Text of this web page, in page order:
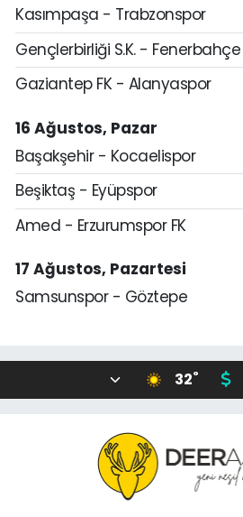
Kasımpaşa - Trabzonspor
Gençlerbirliği S.K. - Fenerbahçe
Gaziantep FK - Alanyaspor
16 Ağustos, Pazar
Başakşehir - Kocaelispor
Beşiktaş - Eyüpspor
Amed - Erzurumspor FK
17 Ağustos, Pazartesi
Samsunspor - Göztepe
32°